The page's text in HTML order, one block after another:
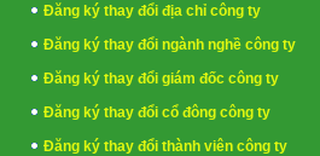
Đăng ký thay đổi địa chỉ công ty
Đăng ký thay đổi ngành nghề công ty
Đăng ký thay đổi giám đốc công ty
Đăng ký thay đổi cổ đông công ty
Đăng ký thay đổi thành viên công ty